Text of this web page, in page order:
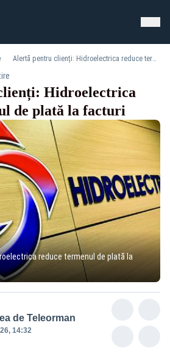
Alertă pentru clienți: Hidroelectrica reduce termenul de plată la facturi
Hidroelectrica
de plată la facturi
reduce termenul de plată la
de Teleorman
14:32